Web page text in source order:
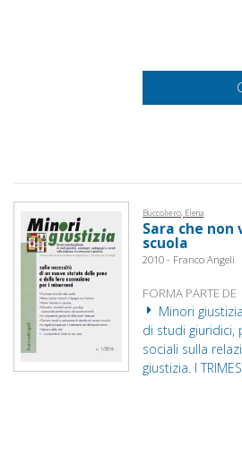
Buccoliero, Elena
Sara che non
scuola
2010 - Franco Angeli
FORMA PARTE DE
Minori
di studi giuridici,
sociali sulla
giustizia. I